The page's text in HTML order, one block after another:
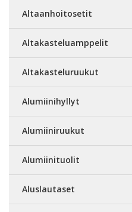
Altaanhoitosetit
Altakasteluamppelit
Altakasteluruukut
Alumiinihyllyt
Alumiiniruukut
Alumiinituolit
Aluslautaset